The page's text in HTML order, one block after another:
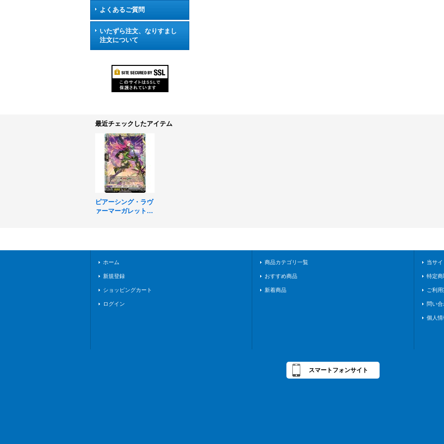
よくあるご質問
いたずら注文、なりすまし
注文について
最近チェックしたアイテム
ピアーシング・ラヴ
ァーマーガレット
ホーム
新規登録
ショッピングカート
ログイン
商品カテゴリ一覧
おすすめ商品
新着商品
当サ
特定
ご利
問い合
個人
スマートフォンサイト